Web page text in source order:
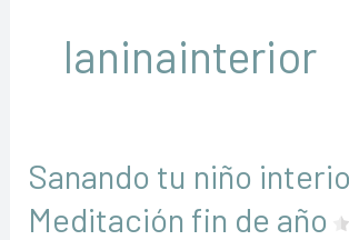
laninainterior
Sanando tu niño
Meditación fin de año